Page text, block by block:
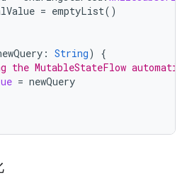
= emptyList()
: String)
{
the MutableStateFlow
= newQuery